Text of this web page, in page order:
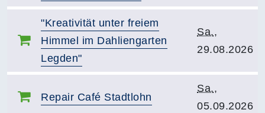
Kurstitel:
"Kreativität unter freiem
Himmel im Dahliengarten
Legden"
Kursbeginn:
Sa.,
29.08.2026
Kurstitel:
Repair Café Stadtlohn
Kursbeginn:
Sa.,
05.09.2026